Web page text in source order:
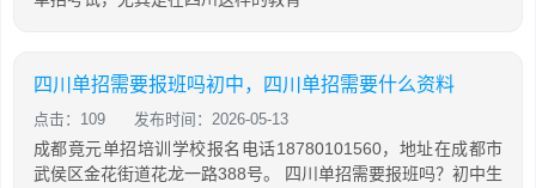
四川单招需要报班吗初中，四川单招需要什么资料
点击：109 发布时间：2026-05-13
成都竟元单招培训学校报名电话18780101560，地址在成都市
武侯区金花街道花龙一路388号。 四川单招需要报班吗？初中生